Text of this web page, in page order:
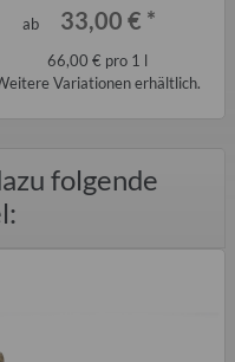
ab 33,00 € *
66,00 € pro 1 l
Variationen erhältlich.
folgende